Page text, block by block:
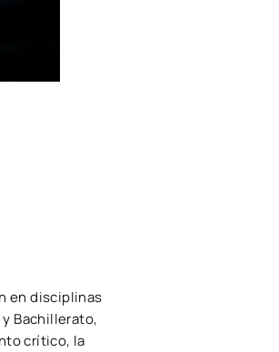
en disciplinas
Bachillerato,
crítico, la